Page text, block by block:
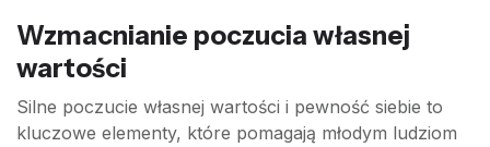
Wzmacnianie poczucia własnej
wartości
Silne poczucie własnej wartości i pewność siebie to
kluczowe elementy, które pomagają młodym ludziom